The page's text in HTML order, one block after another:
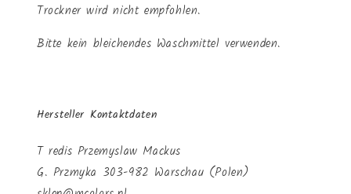
Trockner wird nicht empfohlen.
Bitte kein bleichendes Waschmittel verwenden.
Hersteller Kontaktdaten
T redis Przemyslaw Mackus
G. Przmyka 303-982 Warschau (Polen)